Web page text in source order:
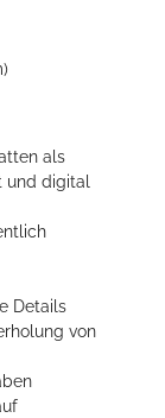
als
und digital
Details
von